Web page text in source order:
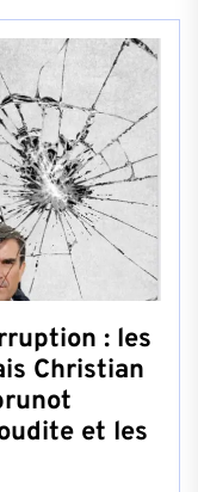
: les
Christian
et les